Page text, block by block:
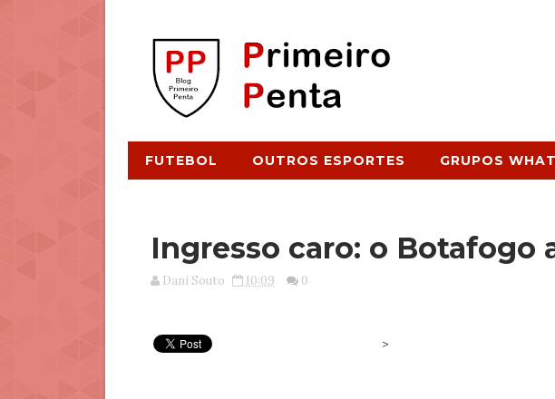
FUTEBOL OUTROS ESPORTES GRUPOS
Ingresso caro: o Botafogo
Dani Souto 10:09 0
>